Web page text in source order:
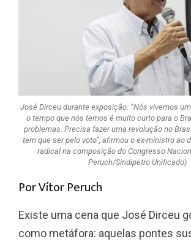
José Dirceu durante exposição: “Nós vivemos
o tempo que nós temos é muito curto para o
problemas. Precisa fazer uma revolução no
tem que ser pelo voto”, afirmou o ex-ministro ao
radical na composição do Congresso
Peruch/Sindipetro Unificado)
Por Vítor Peruch
Existe uma cena que José Dirceu
como metáfora: aquelas pontes